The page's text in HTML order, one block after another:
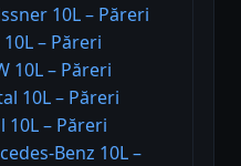
10L – Păreri
– Păreri
10L – Păreri
10L – Păreri
10L – Păreri
Benz 10L –